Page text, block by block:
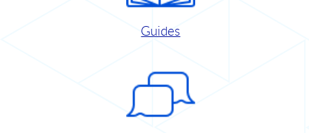
Guides